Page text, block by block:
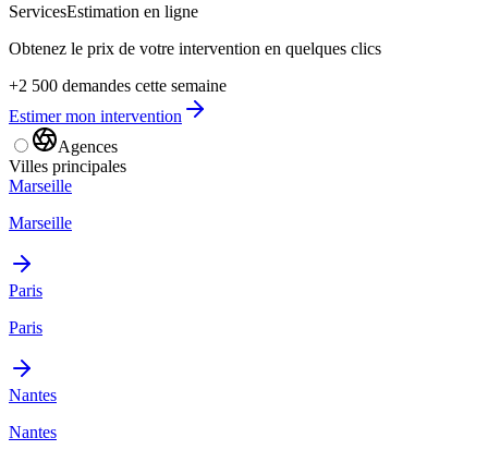
ServicesEstimation en ligne
Obtenez le prix de votre intervention en quelques clics
+2 500 demandes cette semaine
Estimer mon intervention
Agences
Villes principales
Marseille
Marseille
Paris
Paris
Nantes
Nantes